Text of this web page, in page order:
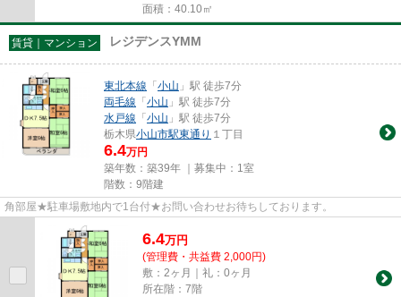
面積：40.10㎡
賃貸｜マンション レジデンスYMM
東北本線 「小山 」駅 徒歩7分
両毛線 「小山 」駅 徒歩7分
水戸線 「小山 」駅 徒歩7分
栃木県小山市駅東通り １丁目
6.4万円
築年数：築39年 ｜募集中： 1室
階数：9階建
角部屋★駐車場敷地内で1台付★お問い合わせお待ちしております。
6.4万円
(管理費・共益費 2,000円)
敷：2ヶ月｜礼：0ヶ月
所在階：7階